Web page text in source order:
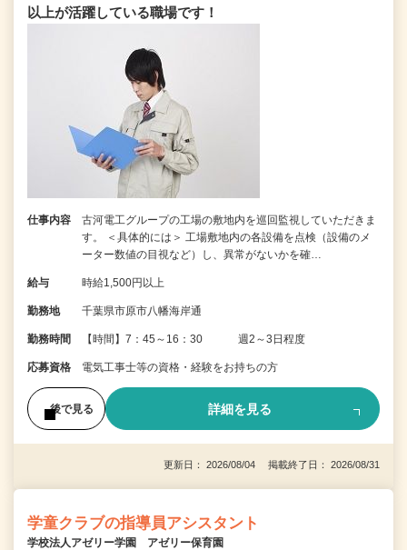
以上が活躍している職場です！
仕事内容
古河電工グループの工場の敷地内を巡回監視していただきま
す。 ＜具体的には＞ 工場敷地内の各設備を点検（設備のメ
ーター数値の目視など）し、異常がないかを確…
給与 時給1,500円以上
勤務地 千葉県市原市八幡海岸通
勤務時間 【時間】7：45～16：30 週2～3日程度
応募資格 電気工事士等の資格・経験をお持ちの方
後で見る 詳細を見る
更新日： 2026/08/04 掲載終了日： 2026/08/31
学童クラブの指導員アシスタント
学校法人アゼリー学園 アゼリー保育園